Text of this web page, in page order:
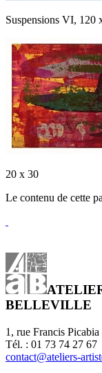
Suspensions VI, 120
20 x 30
Le contenu de cette
BELLEVILLE
1, rue Francis
Tél. : 01 73 74 27 67
contact@ateliers-